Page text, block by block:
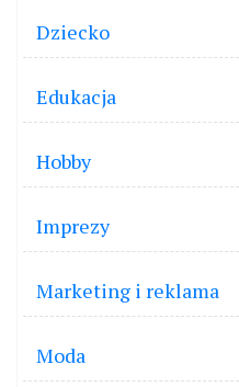
Dziecko
Edukacja
Hobby
Imprezy
Marketing i reklama
Moda